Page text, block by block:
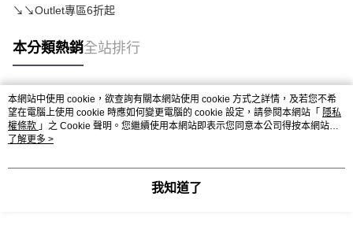
↘️↘️Outlet專區6折起
本分類熱銷全站排行
熱門標籤
本網站中使用 cookie，欲查詢有關本網站使用 cookie 方式之詳情，及若您不希
望在電腦上使用 cookie 時應如何變更電腦的 cookie 設定，請參閱本網站「 隱私
權條款 」之 Cookie 聲明。您繼續使用本網站即表示您同意本公司得按本網站使
用條款之 Cookie 聲明使用 cookie。
了解更多 >
我知道了